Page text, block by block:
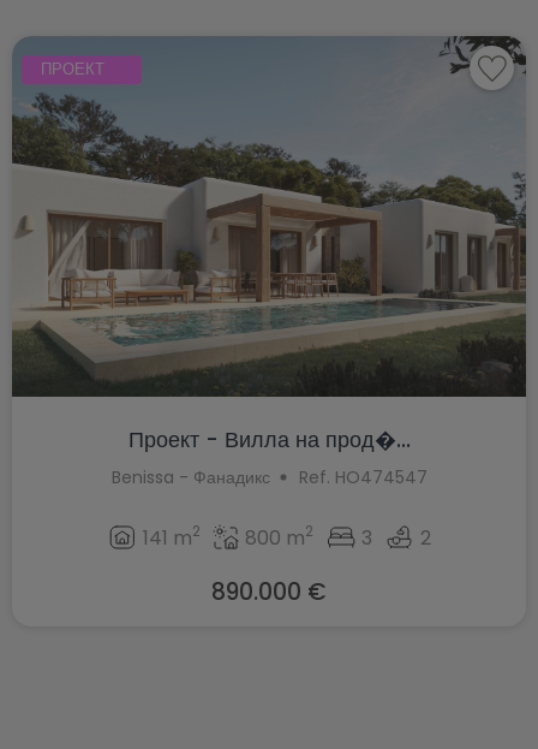
ПРОЕКТ
Проект - Вилла на прод�...
Benissa - Фанадикс Ref. HO474547
141 m2 800 m2 3 2
890.000 €